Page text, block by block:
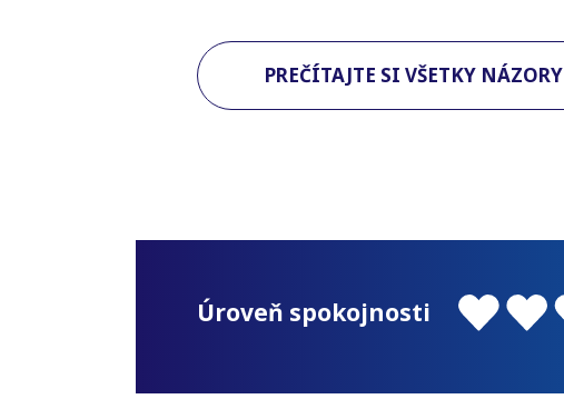
PREČÍTAJTE SI VŠETKY NÁZORY
Úroveň spokojnosti